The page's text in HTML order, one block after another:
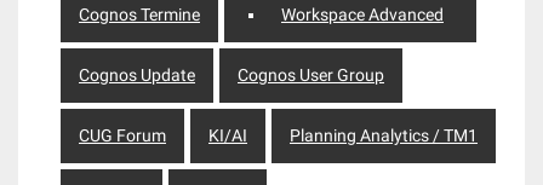
Cognos Termine Workspace Advanced
Cognos Update Cognos User Group
CUG Forum KI/AI Planning Analytics / TM1